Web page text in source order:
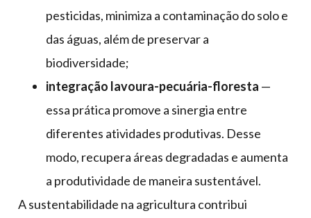
pesticidas, minimiza a contaminação do solo e
das águas, além de preservar a
biodiversidade;
integração lavoura-pecuária-floresta —
essa prática promove a sinergia entre
diferentes atividades produtivas. Desse
modo, recupera áreas degradadas e aumenta
a produtividade de maneira sustentável.
A sustentabilidade na agricultura contribui